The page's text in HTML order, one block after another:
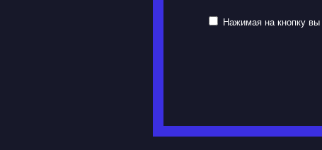
Нажимая на кнопку вы